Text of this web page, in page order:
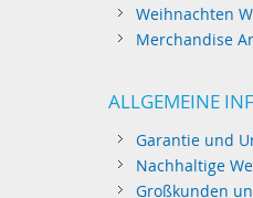
Weihnachten
Merchandise
ALLGEMEINE
Garantie und
Nachhaltige
Großkunden